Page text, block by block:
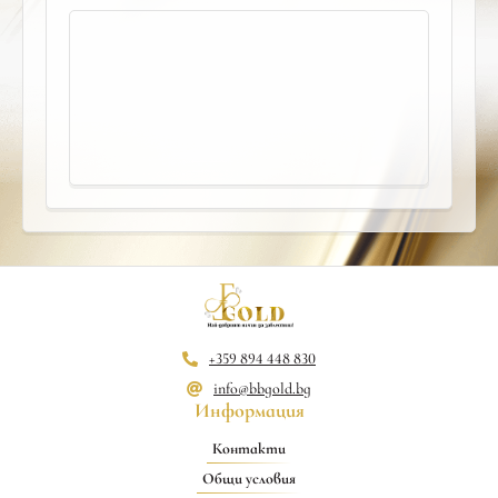
+359 894 448 830
info@bbgold.bg
Информация
Контакти
Общи условия